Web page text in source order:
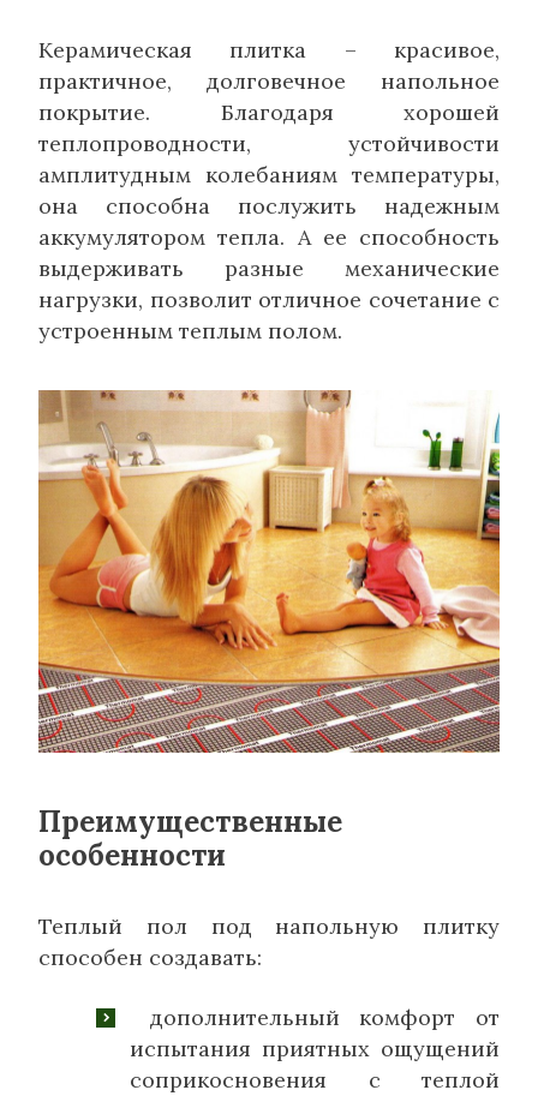
Керамическая плитка – красивое,
практичное, долговечное напольное
покрытие. Благодаря хорошей
теплопроводности, устойчивости
амплитудным колебаниям температуры,
она способна послужить надежным
аккумулятором тепла. А ее способность
выдерживать разные механические
нагрузки, позволит отличное сочетание с
устроенным теплым полом.
Преимущественные
особенности
Теплый пол под напольную плитку
способен создавать:
дополнительный комфорт от
испытания приятных ощущений
соприкосновения с теплой